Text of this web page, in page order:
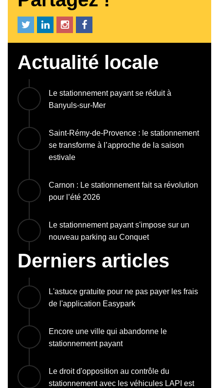
Actualité locale
Le stationnement payant se réduit à
Banyuls-sur-Mer
Saint-Rémy-de-Provence : le stationnement
se transforme à l’approche de la saison
estivale
Carnon : Le stationnement fait sa révolution
pour l’été 2026
Le stationnement payant s'impose sur un
nouveau parking au Conquet
Derniers articles
L'astuce gratuite pour ne pas payer les frais
de l'application Easypark
Encore une ville qui abandonne le
stationnement payant
Le droit d'opposition au contrôle du
stationnement avec les véhicules LAPI est